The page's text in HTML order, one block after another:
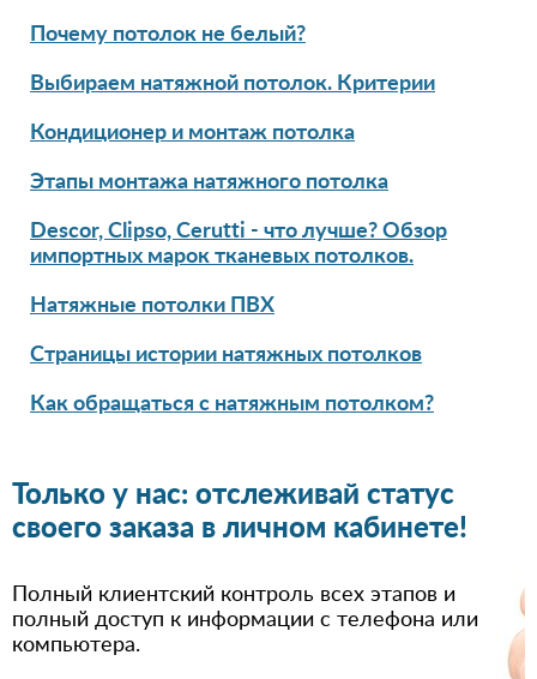
Почему потолок не белый?
Выбираем натяжной потолок. Критерии
Кондиционер и монтаж потолка
Этапы монтажа натяжного потолка
Descor, Clipso, Cerutti - что лучше? Обзор
импортных марок тканевых потолков.
Натяжные потолки ПВХ
Страницы истории натяжных потолков
Как обращаться с натяжным потолком?
Только у нас: отслеживай статус
своего заказа в личном кабинете!
Полный клиентский контроль всех этапов и
полный доступ к информации с телефона или
компьютера.